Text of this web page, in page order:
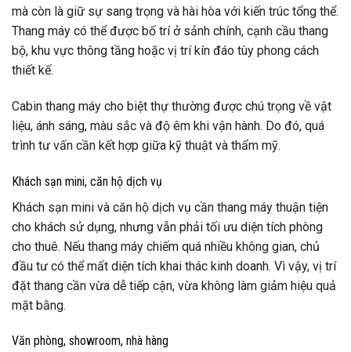
mà còn là giữ sự sang trọng và hài hòa với kiến trúc tổng thể.
Thang máy có thể được bố trí ở sảnh chính, cạnh cầu thang
bộ, khu vực thông tầng hoặc vị trí kín đáo tùy phong cách
thiết kế.
Cabin thang máy cho biệt thự thường được chú trọng về vật
liệu, ánh sáng, màu sắc và độ êm khi vận hành. Do đó, quá
trình tư vấn cần kết hợp giữa kỹ thuật và thẩm mỹ.
Khách sạn mini, căn hộ dịch vụ
Khách sạn mini và căn hộ dịch vụ cần thang máy thuận tiện
cho khách sử dụng, nhưng vẫn phải tối ưu diện tích phòng
cho thuê. Nếu thang máy chiếm quá nhiều không gian, chủ
đầu tư có thể mất diện tích khai thác kinh doanh. Vì vậy, vị trí
đặt thang cần vừa dễ tiếp cận, vừa không làm giảm hiệu quả
mặt bằng.
Văn phòng, showroom, nhà hàng